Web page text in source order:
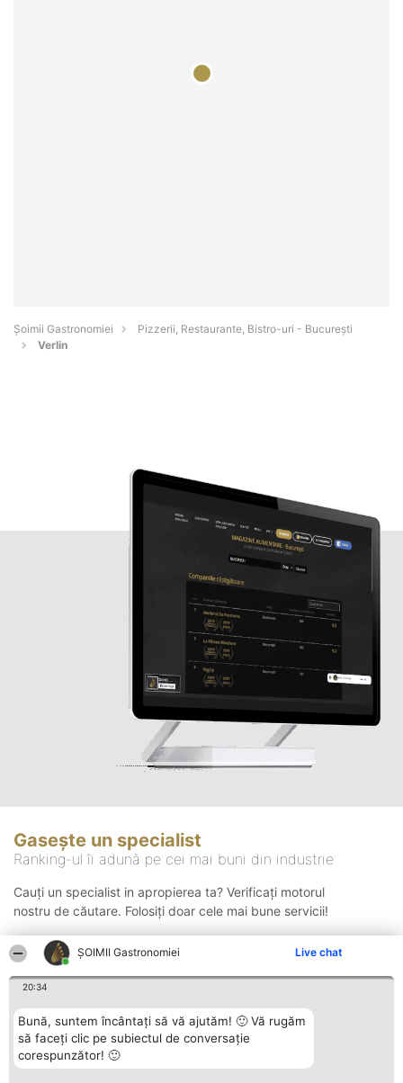
ȘOIMII Gastronomiei Live chat
20:34
Bună, suntem încântați să vă ajutăm! 🙂 Vă rugăm
să faceți clic pe subiectul de conversație
corespunzător! 🙂
Șoimii Gastronomiei
Pizzerii, Restaurante, Bistro-uri - Bucureşti
Verlin
Gasește un specialist
Ranking-ul îi adună pe cei mai buni din industrie
Cauți un specialist in apropierea ta? Verificați motorul
nostru de căutare. Folosiți doar cele mai bune servicii!